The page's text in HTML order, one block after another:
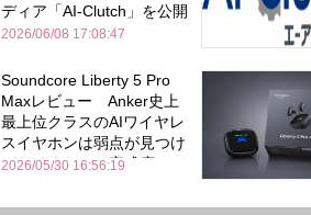
ディア「AI-Clutch」を公開
2026/06/08 17:08:47
Soundcore Liberty 5 Pro
Maxレビュー Anker史上
最上位クラスのAIワイヤレ
スイヤホンは弱点が見つけ
づらいくらいの完成度にび
Bose並み
2026/05/30 16:56:19